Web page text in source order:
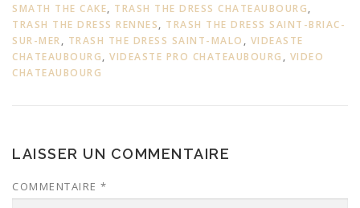
SMATH THE CAKE, TRASH THE DRESS CHATEAUBOURG,
TRASH THE DRESS RENNES, TRASH THE DRESS SAINT-BRIAC-
SUR-MER, TRASH THE DRESS SAINT-MALO , VIDEASTE
CHATEAUBOURG, VIDEASTE PRO CHATEAUBOURG , VIDEO
CHATEAUBOURG
LAISSER UN COMMENTAIRE
COMMENTAIRE *